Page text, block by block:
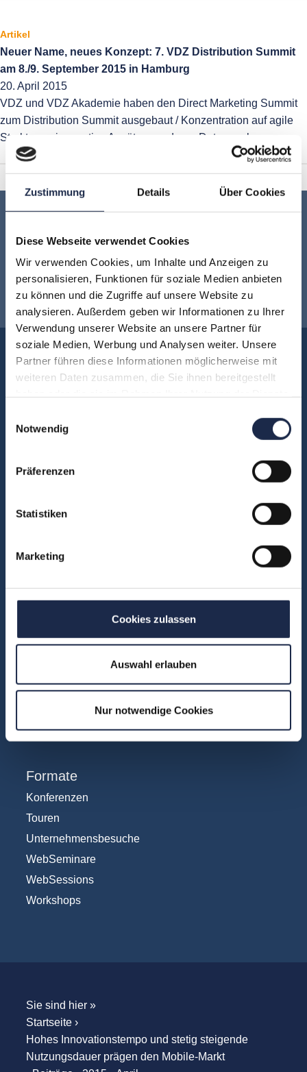
Zustimmung Details Über Cookies
Diese Webseite verwendet Cookies
Wir verwenden Cookies, um Inhalte und Anzeigen zu
personalisieren, Funktionen für soziale Medien anbieten
zu können und die Zugriffe auf unsere Website zu
analysieren. Außerdem geben wir Informationen zu Ihrer
Verwendung unserer Website an unsere Partner für
soziale Medien, Werbung und Analysen weiter. Unsere
Partner führen diese Informationen möglicherweise mit
weiteren Daten zusammen, die Sie ihnen bereitgestellt
Notwendig
Präferenzen
Statistiken
Marketing
Cookies zulassen
Auswahl erlauben
Nur notwendige Cookies
Artikel
Neuer Name, neues Konzept: 7. VDZ Distribution Summit
am 8./9. September 2015 in Hamburg
20. April 2015
VDZ und VDZ Akademie haben den Direct Marketing Summit
zum Distribution Summit ausgebaut / Konzentration auf agile
Strukturen, innovative Ansätze, moderne Datenanalyse
Jetzt für denMVFP Akademie
Newsletter anmelden!
Akademie
Über uns
FAQ
Teilnehmerstimmen
Fachbereiche
Anzeigen
Internationales
KI
Formate
Konferenzen
Touren
Unternehmensbesuche
WebSeminare
WebSessions
Workshops
Sie sind hier »
Startseite›
Hohes Innovationstempo und stetig steigende
Nutzungsdauer prägen den Mobile-Markt